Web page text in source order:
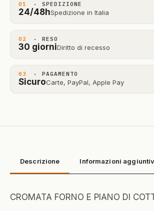
01 · SPEDIZIONE
24/48hSpedizione in Italia
02 · RESO
30 giorniDiritto di recesso
03 · PAGAMENTO
SicuroCarte, PayPal, Apple Pay
Descrizione Informazioni
CROMATA FORNO E PIANO DI